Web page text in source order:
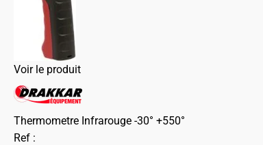
Voir le produit
Thermometre Infrarouge -30° +550°
Ref :